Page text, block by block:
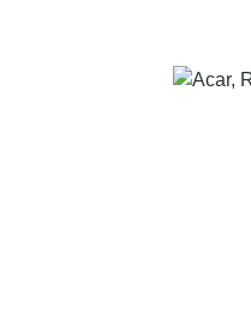
Bildergalerie überspringen